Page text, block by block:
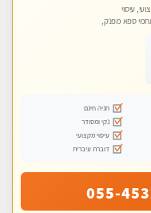
עיסוי
ספא מפנק,
חניה חינם
נקי ומסודר
עיסוי מקצועי
דוברת עיברית
055-